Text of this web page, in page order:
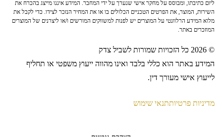
ליום כתיבתו, ומבוסס על מחקר אישי שנערך על ידי המחבר. המידע איננו מייצג בהכרח את
השירות, המוצר, את הפרטים הטכניים הכלולים בו או את המחיר הנזכר לצידו. כדי לקבל את
מלוא המידע הרלוונטי על המוצרים יש לפנות למשווקים המורשים ו/או ליצרנים של המוצרים
המוזכרים באתר.
© 2026 כל הזכויות שמורות לשביל צדק
המידע באתר הוא כללי בלבד ואינו מהווה ייעוץ משפטי או תחליף
לייעוץ אישי מעורך דין.
מדיניות פרטיותתנאי שימוש